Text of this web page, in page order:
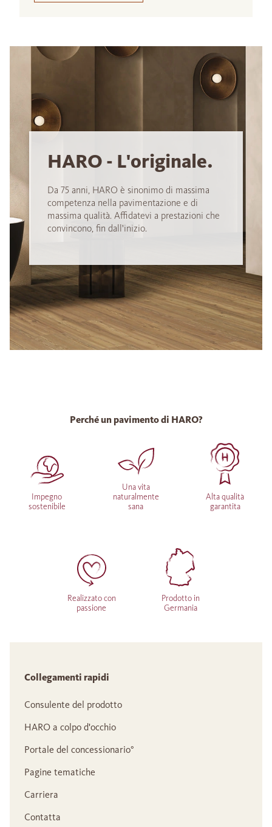
HARO - L'originale.
Da 75 anni, HARO è sinonimo di massima
competenza nella pavimentazione e di
massima qualità. Affidatevi a prestazioni che
convincono, fin dall'inizio.
Perché un pavimento di HARO?
Impegno
sostenibile
Una vita
naturalmente
sana
Alta qualità
garantita
Realizzato con
passione
Prodotto in
Germania
Collegamenti rapidi
Consulente del prodotto
HARO a colpo d'occhio
Portale del concessionario°
Pagine tematiche
Carriera
Contatta